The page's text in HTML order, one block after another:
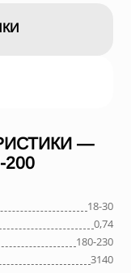
—
18-30
0,74
180-230
3140